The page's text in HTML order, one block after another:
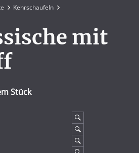
Kehrschaufeln
mit
Stück